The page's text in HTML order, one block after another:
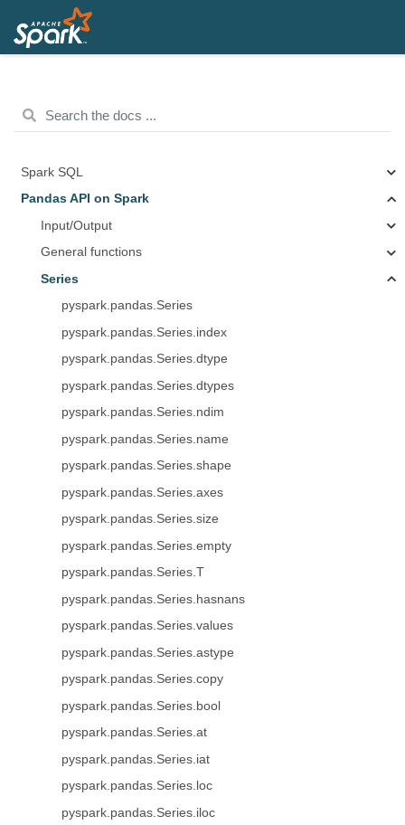
Spark SQL
Pandas API on Spark
Input/Output
General functions
Series
pyspark.pandas.Series
pyspark.pandas.Series.index
pyspark.pandas.Series.dtype
pyspark.pandas.Series.dtypes
pyspark.pandas.Series.ndim
pyspark.pandas.Series.name
pyspark.pandas.Series.shape
pyspark.pandas.Series.axes
pyspark.pandas.Series.size
pyspark.pandas.Series.empty
pyspark.pandas.Series.T
pyspark.pandas.Series.hasnans
pyspark.pandas.Series.values
pyspark.pandas.Series.astype
pyspark.pandas.Series.copy
pyspark.pandas.Series.bool
pyspark.pandas.Series.at
pyspark.pandas.Series.iat
pyspark.pandas.Series.loc
pyspark.pandas.Series.iloc